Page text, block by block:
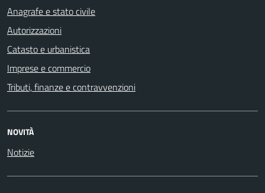
Anagrafe e stato civile
Autorizzazioni
Catasto e urbanistica
Imprese e commercio
Tributi, finanze e contravvenzioni
NOVITÀ
Notizie